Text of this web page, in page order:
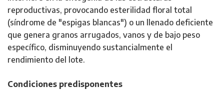
reproductivas, provocando esterilidad floral total
(síndrome de "espigas blancas") o un llenado deficiente
que genera granos arrugados, vanos y de bajo peso
específico, disminuyendo sustancialmente el
rendimiento del lote.
Condiciones predisponentes